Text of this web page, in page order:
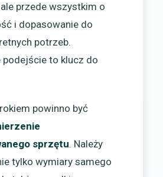
przede wszystkim o
i dopasowanie do
potrzeb.
podejście to klucz do
powinno być
sprzętu. Należy
tylko wymiary samego